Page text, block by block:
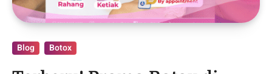
Blog Botox